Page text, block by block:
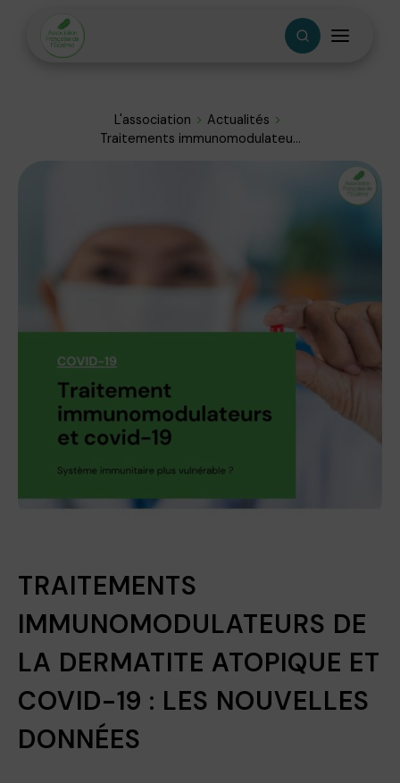
L'association
Actualités
Traitements immunomodulateu...
TRAITEMENTS
IMMUNOMODULATEURS DE
LA DERMATITE ATOPIQUE ET
COVID-19 : LES NOUVELLES
DONNÉES